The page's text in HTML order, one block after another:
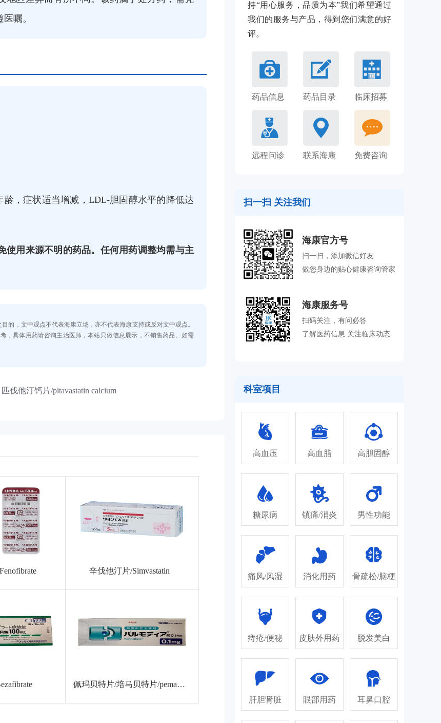
嘱。‌
，症状适当增减，LDL-胆固醇水平的降低达
使用来源不明的药品。任何用药调整均需与主
的，文中观点不代表海康立场，亦不代表海康支持或反对文中观点。
，具体用药请咨询主治医师，本站只做信息展示，不销售药品。如需
匹伐他汀钙片/pitavastatin calcium
辛伐他汀片/Simvastatin
佩玛贝特片/培马贝特片/pemafibrate/K-877
持“用心服务，品质为本”我们希望通过
我们的服务与产品，得到您们满意的好
评。
药品信息 药品目录 临床招募
远程问诊 联系海康 免费咨询
扫一扫 关注我们
海康官方号
扫一扫，添加微信好友
做您身边的贴心健康咨询管家
海康服务号
扫码关注，有问必答
了解医药信息 关注临床动态
科室项目
高血压 高血脂 高胆固醇
糖尿病 镇痛/消炎 男性功能
痛风/风湿 消化用药 骨疏松/脑梗
痔疮/便秘 皮肤外用药 脱发美白
肝胆肾脏 眼部用药 耳鼻口腔